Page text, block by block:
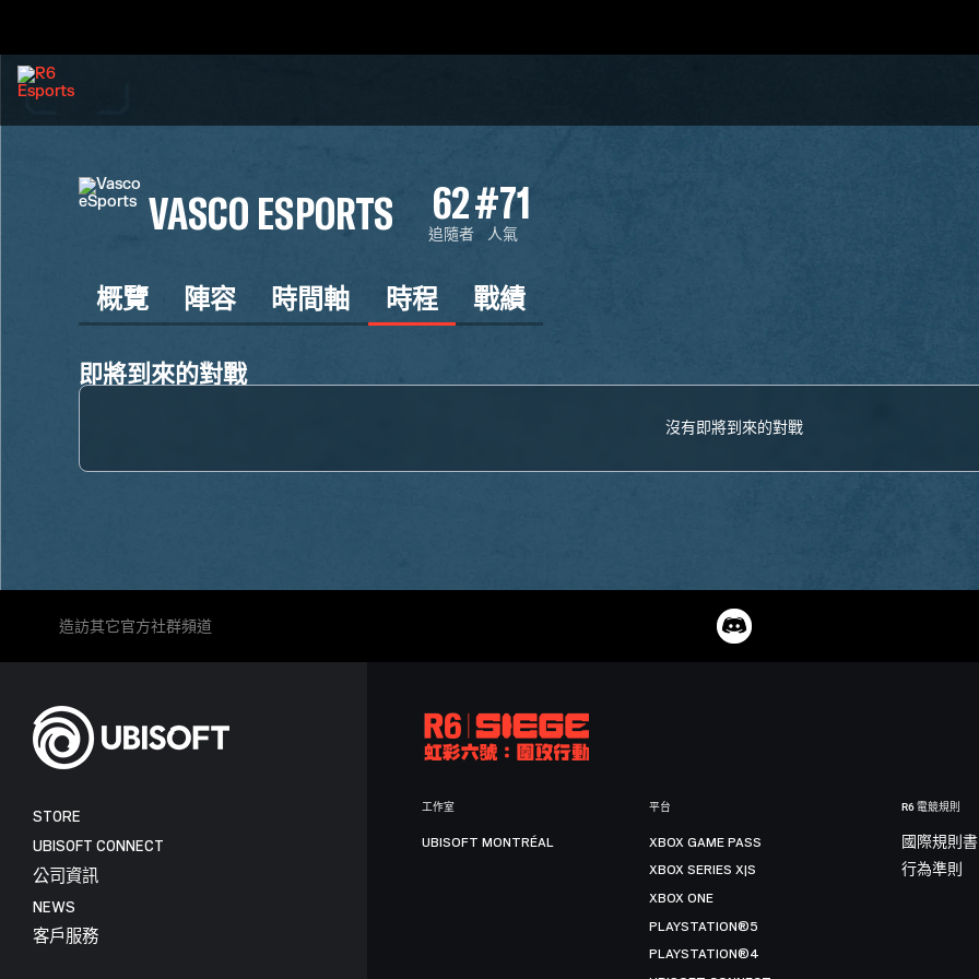
VASCO ESPORTS 62
追隨者
#71
人氣
概覽 陣容 時間軸 時程 戰績
即將到來的對戰
沒有即將到來的對戰
造訪其它官方社群頻道
STORE
UBISOFT CONNECT
公司資訊
NEWS
客戶服務
工作室
UBISOFT MONTRÉAL
平台
XBOX GAME PASS
XBOX SERIES X|S
XBOX ONE
PLAYSTATION®5
PLAYSTATION®4
R6 電競規則
國際規則書
行為準則